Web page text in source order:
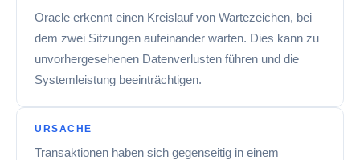
Oracle erkennt einen Kreislauf von Wartezeichen, bei
dem zwei Sitzungen aufeinander warten. Dies kann zu
unvorhergesehenen Datenverlusten führen und die
Systemleistung beeinträchtigen.
URSACHE
Transaktionen haben sich gegenseitig in einem